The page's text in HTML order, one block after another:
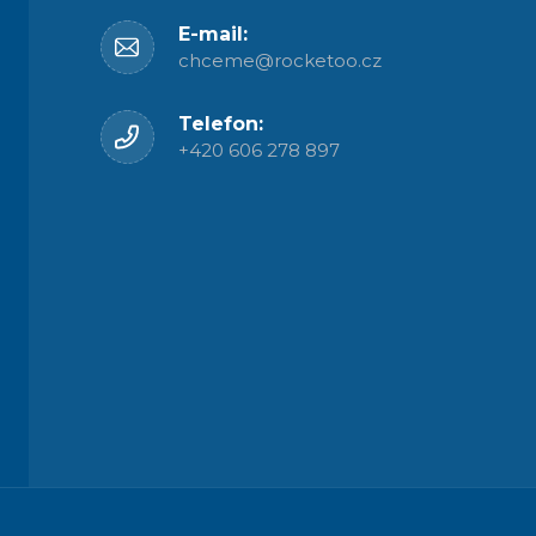
E-mail:
chceme@rocketoo.cz
Telefon:
+420 606 278 897